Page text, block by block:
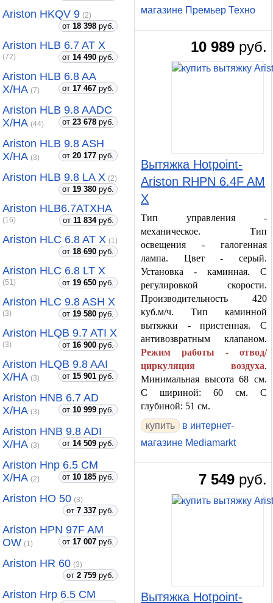
Ariston HKQV 9 (2)
от 18 398 руб.
Ariston HLB 6.7 AT X
(72) от 14 490 руб.
Ariston HLB 6.8 AA
X/HA (7) от 17 467 руб.
Ariston HLB 9.8 AADC
X/HA (44) от 23 678 руб.
Ariston HLB 9.8 ASH
X/HA (3) от 20 177 руб.
Ariston HLB 9.8 LA X (2)
от 19 380 руб.
Ariston HLB6.7ATXHA
(16) от 11 834руб.
Ariston HLC 6.8 AT X (1)
от 18 690 руб.
Ariston HLC 6.8 LT X
(51) от 19 650 руб.
Ariston HLC 9.8 ASH X
(3) от 19 580 руб.
Ariston HLQB 9.7 ATI X
(3) от 16 900 руб.
Ariston HLQB 9.8 AAI
X/HA (3) от 15 901 руб.
Ariston HNB 6.7 AD
X/HA (3) от 10 999 руб.
Ariston HNB 9.8 ADI
X/HA (3) от 14 509 руб.
Ariston Hnp 6.5 CM
X/HA (2) от 10 185 руб.
Ariston HO 50 (3)
от 7 337 руб.
Ariston HPN 97F AM
OW (1) от 17 007 руб.
Ariston HR 60 (3)
от 2 759 руб.
Ariston Hrp 6.5 CM
магазине Премьер Техно
10 989 руб.
Вытяжка Hotpoint-
Ariston RHPN 6.4F AM
X
Тип управления -
механическое. Тип
освещения - галогенная
лампа. Цвет - серый.
Установка - каминная. С
регулировкой скорости.
Производительность 420
куб.м/ч. Тип каминной
вытяжки - пристенная. С
антивозвратным клапаном.
Режим работы - отвод/
циркуляция воздуха.
Минимальная высота 68 см.
С шириной: 60 см. С
глубиной: 51 см.
в интернет-
магазине Mediamarkt
7 549 руб.
Вытяжка Hotpoint-